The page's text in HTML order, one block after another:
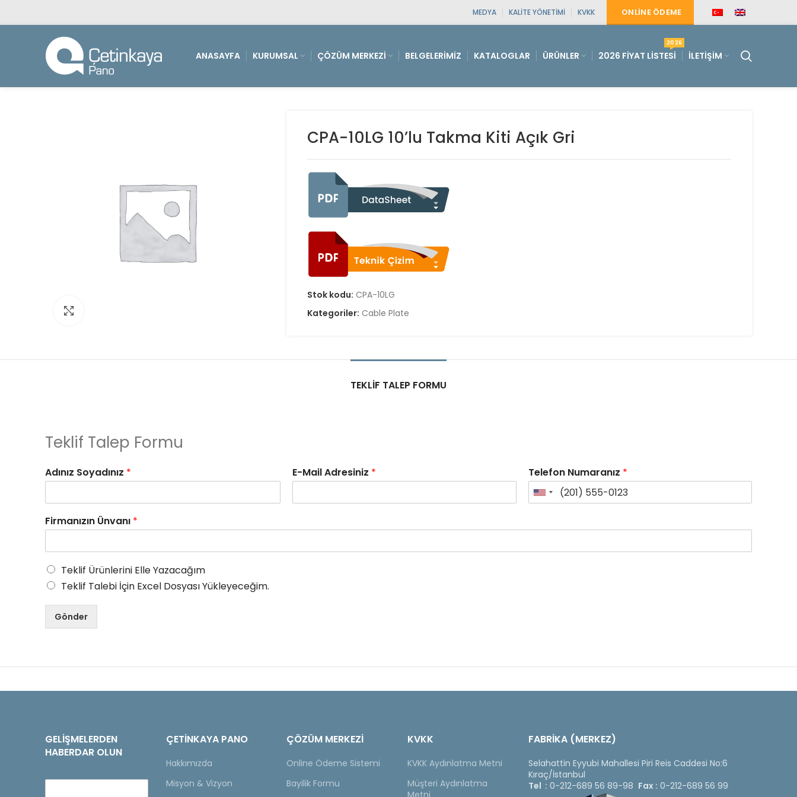
MEDYA KALITE YÖNETIMI KVKK ONLINE ÖDEME
ANASAYFA KURUMSAL ÇÖZÜM MERKEZI BELGELERIMIZ KATALOGLAR ÜRÜNLER 2026 FIYAT LISTESI
2026
İLETIŞIM
CPA-10LG 10’lu Takma Kiti Açık Gri
Stok kodu: CPA-10LG
Kategoriler: Cable Plate
TEKLIF TALEP FORMU
Teklif Talep Formu
Adınız Soyadınız * E-Mail Adresiniz * Telefon Numaranız *
Firmanızın Ünvanı *
Teklif Ürünlerini Elle Yazacağım
Teklif Talebi İçin Excel Dosyası Yükleyeceğim.
Gönder
GELIŞMELERDEN
HABERDAR OLUN
ÇETINKAYA PANO
Hakkımızda
Misyon & Vizyon
ÇÖZÜM MERKEZİ
Online Ödeme Sistemi
Bayilik Formu
KVKK
KVKK Aydınlatma Metni
Müşteri Aydınlatma
Metni
FABRİKA (MERKEZ)
Selahattin Eyyubi Mahallesi Piri Reis Caddesi No:6
Kıraç/İstanbul
Tel : 0-212-689 56 89-98 Fax : 0-212-689 56 99